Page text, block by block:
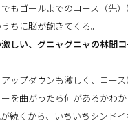
もゴールまでのコース（先
ちに脳が飽きてくる。
しい、グニャグニャの林間コ
ップダウンも激しく、コー
を曲がったら何があるかわ
続くから、いちいちシンド